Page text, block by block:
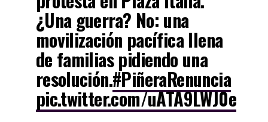
¿Una guerra? No: una
movilización pacífica llena
de familias pidiendo una
resolución.#PiñeraRenuncia
pic.twitter.com/uATA9LWJ0e